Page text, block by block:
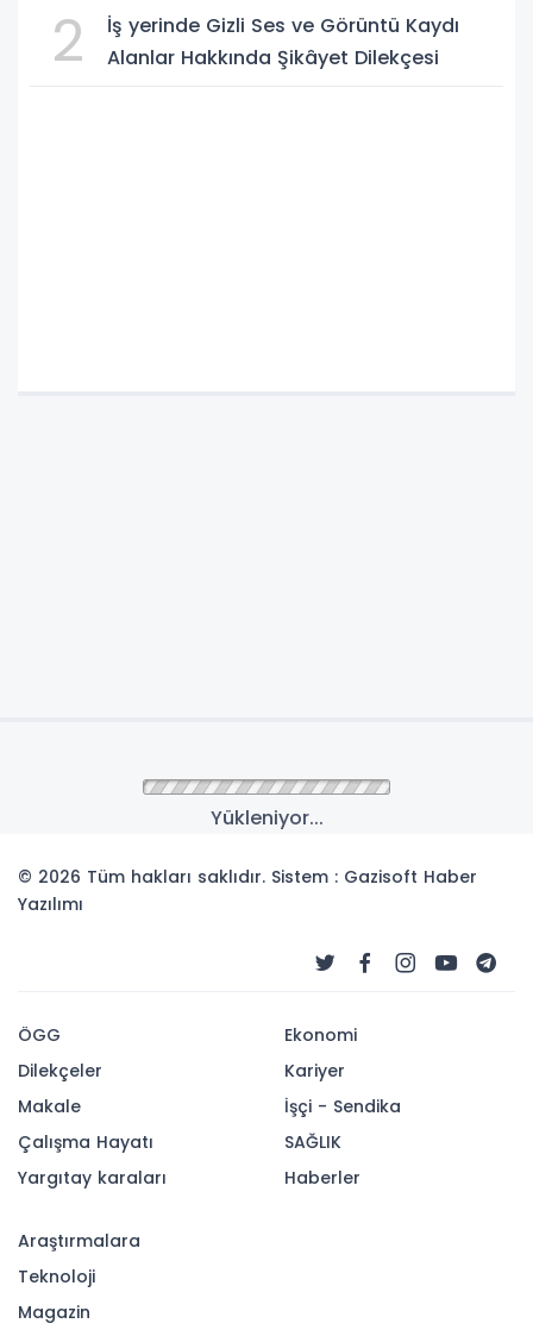
2
İş yerinde Gizli Ses ve Görüntü Kaydı
Alanlar Hakkında Şikâyet Dilekçesi
Yükleniyor...
© 2026 Tüm hakları saklıdır. Sistem : Gazisoft Haber
Yazılımı
ÖGG
Dilekçeler
Makale
Çalışma Hayatı
Yargıtay karaları
Ekonomi
Kariyer
İşçi - Sendika
SAĞLIK
Haberler
Araştırmalara
Teknoloji
Magazin